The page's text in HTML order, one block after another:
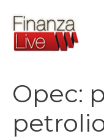
contenuto
Opec: